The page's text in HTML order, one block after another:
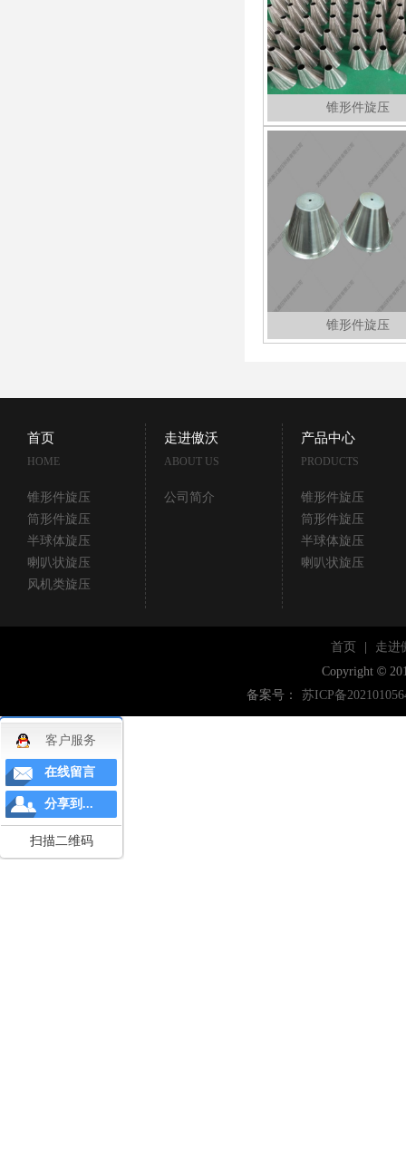
锥形件旋压
锥形件旋压
首页
HOME
锥形件旋压
筒形件旋压
半球体旋压
喇叭状旋压
风机类旋压
走进傲沃
ABOUT US
公司简介
产品中心
PRODUCTS
锥形件旋压
筒形件旋压
半球体旋压
喇叭状旋压
首页
走进
Copyright ©
备案号：
苏ICP备
客户服务
在线留言
分享到...
扫描二维码